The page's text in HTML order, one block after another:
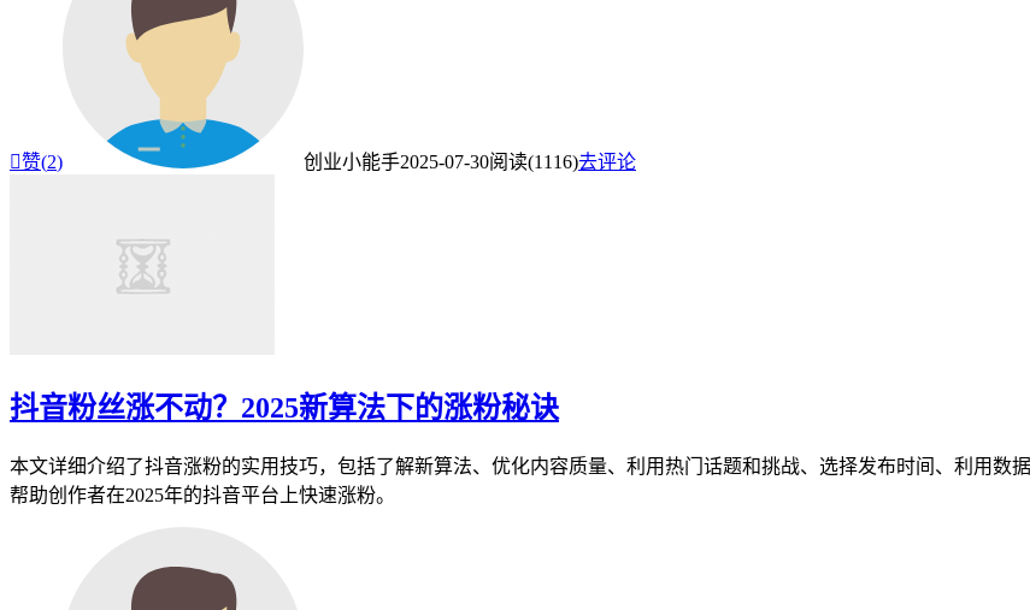
赞(2) 创业小能手2025-07-30阅读(1116)去评论
抖音粉丝涨不动？2025新算法下的涨粉秘诀
本文详细介绍了抖音涨粉的实用技巧，包括了解新算法、优化内容质量、利用热门话题和挑战、选择发布时间、利用数
帮助创作者在2025年的抖音平台上快速涨粉。